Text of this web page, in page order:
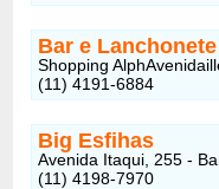
Bar e
Shopping
(11) 4191-6884
Big Esfihas
Avenida Itaqui, 255 -
(11) 4198-7970